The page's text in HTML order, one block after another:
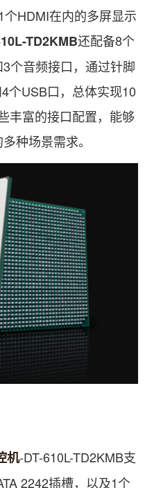
HDMI在内的多屏显示
TD2KMB还配备8个
个音频接口，通过针脚
个USB口，总体实现10
丰富的接口配置，能够
种场景需求。
机-DT-610L-TD2KMB支
2242插槽，以及1个